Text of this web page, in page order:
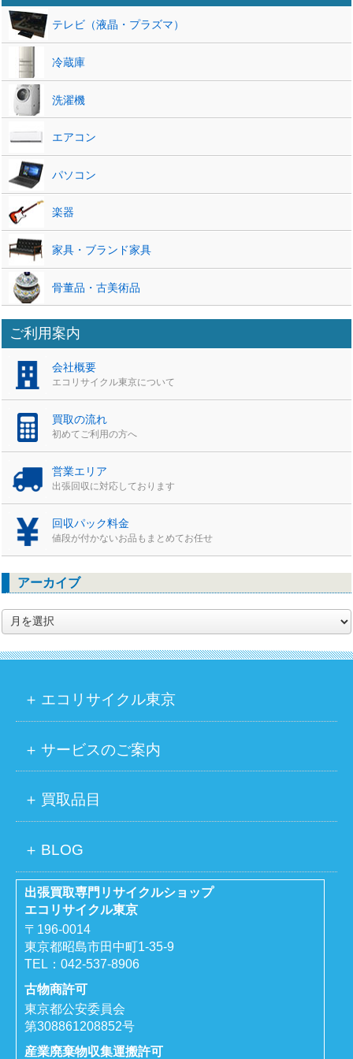
テレビ（液晶・プラズマ）
冷蔵庫
洗濯機
エアコン
パソコン
楽器
家具・ブランド家具
骨董品・古美術品
ご利用案内
会社概要
エコリサイクル東京について
買取の流れ
初めてご利用の方へ
営業エリア
出張回収に対応しております
回収パック料金
値段が付かないお品もまとめてお任せ
アーカイブ
ア
ー
カ
エコリサイクル東京
サービスのご案内
買取品目
BLOG
出張買取専門リサイクルショップ
エコリサイクル東京
〒196-0014
東京都昭島市田中町1-35-9
TEL： 042-537-8906
古物商許可
東京都公安委員会
第308861208852号
産業廃棄物収集運搬許可